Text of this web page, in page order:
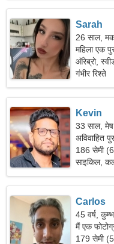
Sarah
26 साल,
महिला एक
ऑरेब्रो,
गंभीर रिश्ते
Kevin
33 साल, मेष
अविवाहित
186 सेमी
साइकिल,
Carlos
45 वर्ष, कुम्भ
मैं एक
179 सेमी